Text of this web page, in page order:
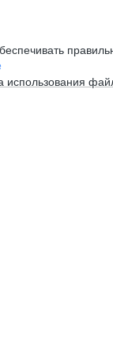
использования